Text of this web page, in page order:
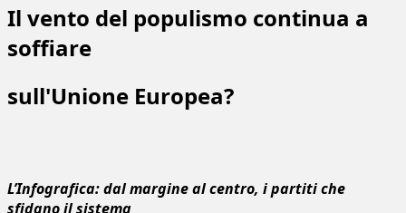
Il vento del populismo continua a
soffiare
sull'Unione Europea?
L’Infografica:dal margine al centro, i partiti che
sfidano il sistema